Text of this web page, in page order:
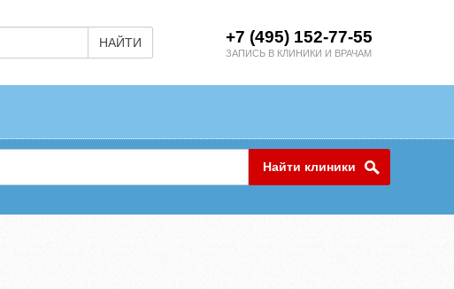
НАЙТИ +7 (495) 152-77-55
ЗАПИСЬ В КЛИНИКИ И ВРАЧАМ
Найти клиники